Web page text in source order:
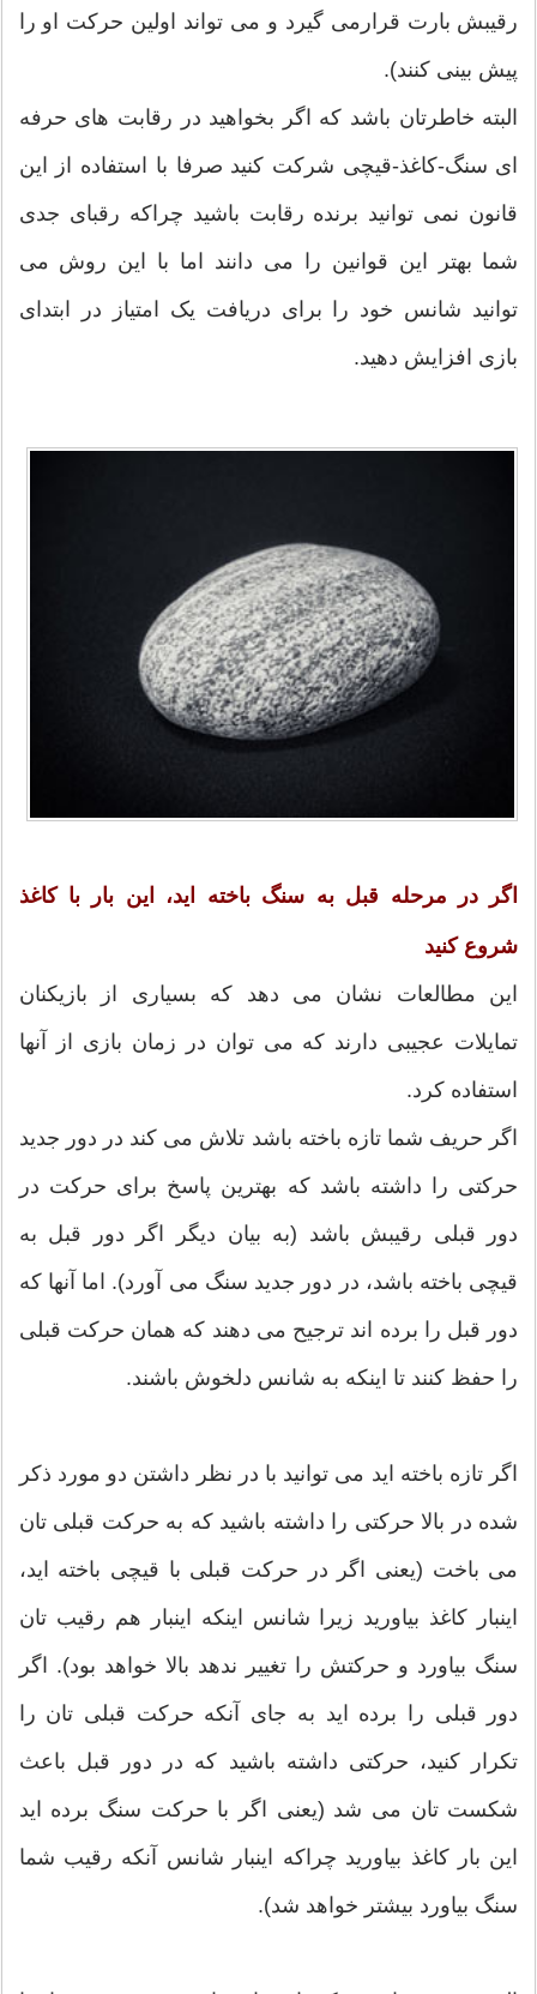
رقیبش بارت قرارمی گیرد و می تواند اولین حرکت او را
پیش بینی کنند).
البته خاطرتان باشد که اگر بخواهید در رقابت های حرفه
ای سنگ-کاغذ-قیچی شرکت کنید صرفا با استفاده از این
قانون نمی توانید برنده رقابت باشید چراکه رقبای جدی
شما بهتر این قوانین را می دانند اما با این روش می
توانید شانس خود را برای دریافت یک امتیاز در ابتدای
بازی افزایش دهید.
اگر در مرحله قبل به سنگ باخته اید، این بار با کاغذ
شروع کنید
این مطالعات نشان می دهد که بسیاری از بازیکنان
تمایلات عجیبی دارند که می توان در زمان بازی از آنها
استفاده کرد.
اگر حریف شما تازه باخته باشد تلاش می کند در دور جدید
حرکتی را داشته باشد که بهترین پاسخ برای حرکت در
دور قبلی رقیبش باشد (به بیان دیگر اگر دور قبل به
قیچی باخته باشد، در دور جدید سنگ می آورد). اما آنها که
دور قبل را برده اند ترجیح می دهند که همان حرکت قبلی
را حفظ کنند تا اینکه به شانس دلخوش باشند.
اگر تازه باخته اید می توانید با در نظر داشتن دو مورد ذکر
شده در بالا حرکتی را داشته باشید که به حرکت قبلی تان
می باخت (یعنی اگر در حرکت قبلی با قیچی باخته اید،
اینبار کاغذ بیاورید زیرا شانس اینکه اینبار هم رقیب تان
سنگ بیاورد و حرکتش را تغییر ندهد بالا خواهد بود). اگر
دور قبلی را برده اید به جای آنکه حرکت قبلی تان را
تکرار کنید، حرکتی داشته باشید که در دور قبل باعث
شکست تان می شد (یعنی اگر با حرکت سنگ برده اید
این بار کاغذ بیاورید چراکه اینبار شانس آنکه رقیب شما
سنگ بیاورد بیشتر خواهد شد).